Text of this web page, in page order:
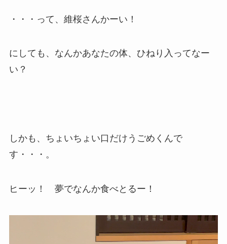
・・・って、維桜さんかーい！
にしても、なんかあなたの体、ひねり入ってなー
い？
しかも、ちょいちょい口だけうごめくんで
す・・・。
ヒーッ！ 夢でなんか食べとるー！